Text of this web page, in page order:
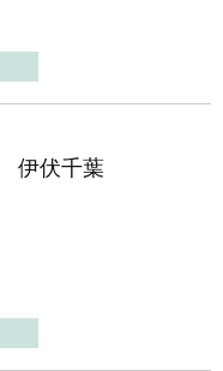
伊伏千葉